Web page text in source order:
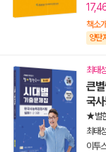
책소
양탄
최태
큰
국
★별
최태
이투